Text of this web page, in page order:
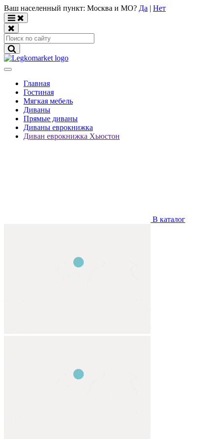
Ваш населенный пункт: Москва и МО? Да | Нет
Главная
Гостиная
Мягкая мебель
Диваны
Прямые диваны
Диваны еврокнижка
Диван еврокнижка Хьюстон
В каталог